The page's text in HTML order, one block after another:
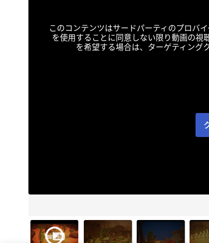
このコンテンツはサードパーティのプロバ
を使用することに同意しない限り動画の視
を希望する場合は、ターゲティング